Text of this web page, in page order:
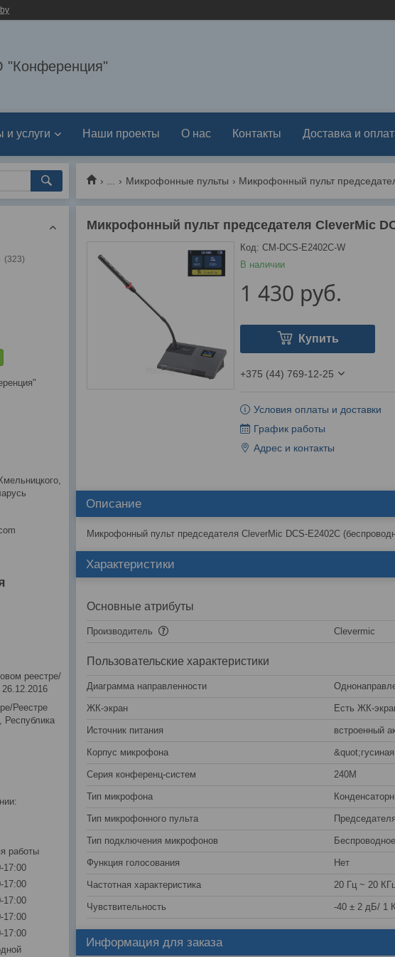
и услуги Наши проекты О нас Контакты Доставка и
Микрофонные пульты Микрофонный пульт
Микрофонный пульт председателя CleverMic
В наличии
Код: CM-DCS-E2402C-W
1 430 руб.
Купить
+375 (44) 769-12-25
Условия оплаты и доставки
График работы
Адрес и контакты
Описание
Микрофонный пульт председателя CleverMic DCS-E2402C
Характеристики
Основные атрибуты
Производитель Clevermic
Пользовательские характеристики
Диаграмма направленности
ЖК-экран Есть ЖК-
Источник питания встроенный
Корпус микрофона
Серия конференц-систем 240M
Тип микрофона
Тип микрофонного пульта
Тип подключения микрофонов Беспроводное
Функция голосования Нет
Частотная характеристика 20 Гц ~ 20
Чувствительность -40 ± 2 дБ/ 1
Информация для заказа
323
реестре/
Реестре
Республика
работы
17:00
17:00
17:00
17:00
17:00